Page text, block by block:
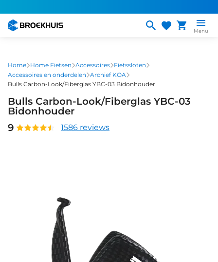
naar
gaan
Menu
Home Home Fietsen Accessoires Fietssloten
Accessoires en onderdelen Archief KOA
Bulls Carbon-Look/Fiberglas YBC-03 Bidonhouder
Bulls Carbon-Look/Fiberglas YBC-03
Bidonhouder
9
1586 reviews